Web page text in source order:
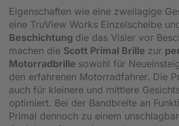
Eigenschaften wie eine zweilagige
eine TruView Works Einzelscheibe
Beschichtung die das Visier vor
machen die Scott Primal Brille zur
Motorradbrille sowohl für
den erfahrenen Motorradfahrer. Die
auch für kleinere und mittlere
optimiert. Bei der Bandbreite an
Primal dennoch zu einem